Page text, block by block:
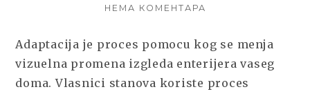
НЕМА КОМЕНТАРА
STVORITE
DOM
IZ
Adaptacija je proces pomocu kog se menja
vizuelna promena izgleda enterijera vaseg
doma. Vlasnici stanova koriste proces